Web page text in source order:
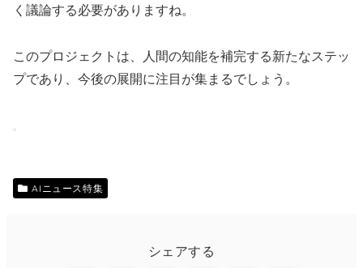
く議論する必要がありますね。
このプロジェクトは、人間の知能を補完する新たなステッ
プであり、今後の展開に注目が集まるでしょう。
AIニュース特集
シェアする